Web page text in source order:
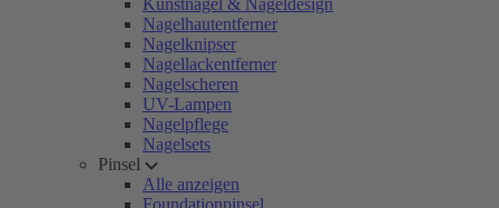
Kunstnägel & Nageldesign
Nagelhautentferner
Nagelknipser
Nagellackentferner
Nagelscheren
UV-Lampen
Nagelpflege
Nagelsets
Pinsel
Alle anzeigen
Foundationpinsel